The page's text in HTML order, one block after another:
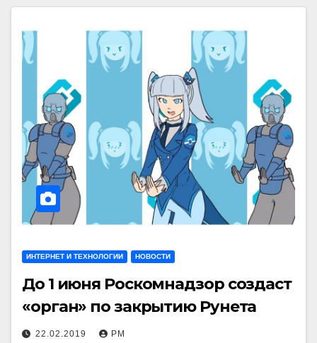
ИНТЕРНЕТ И ТЕХНОЛОГИИ НОВОСТИ
До 1 июня Роскомнадзор создаст
«орган» по закрытию Рунета
22.02.2019 РМ